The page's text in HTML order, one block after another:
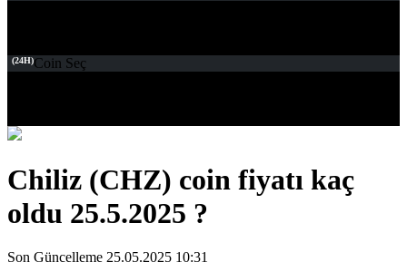
(24H)Coin Seç
Chiliz (CHZ) coin fiyatı kaç
oldu 25.5.2025 ?
Son Güncelleme 25.05.2025 10:31